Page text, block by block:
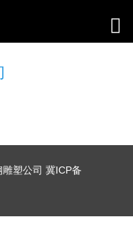
塑公司 冀ICP备